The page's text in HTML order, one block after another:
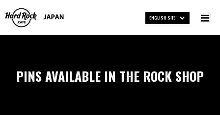
ENGLISH SITE
PINS AVAILABLE IN THE ROCK SHOP